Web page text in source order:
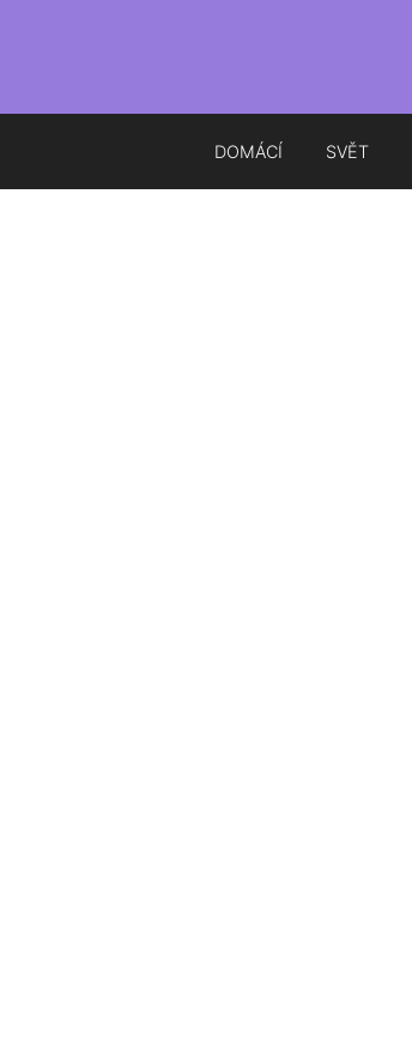
DOMÁCÍ SVĚT